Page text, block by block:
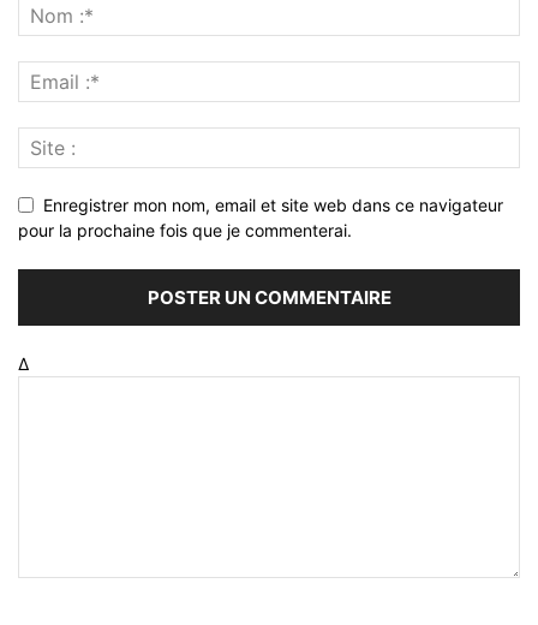
Enregistrer mon nom, email et site web dans ce navigateur
pour la prochaine fois que je commenterai.
Δ